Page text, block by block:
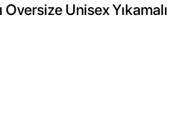
Unisex Yıkamalı